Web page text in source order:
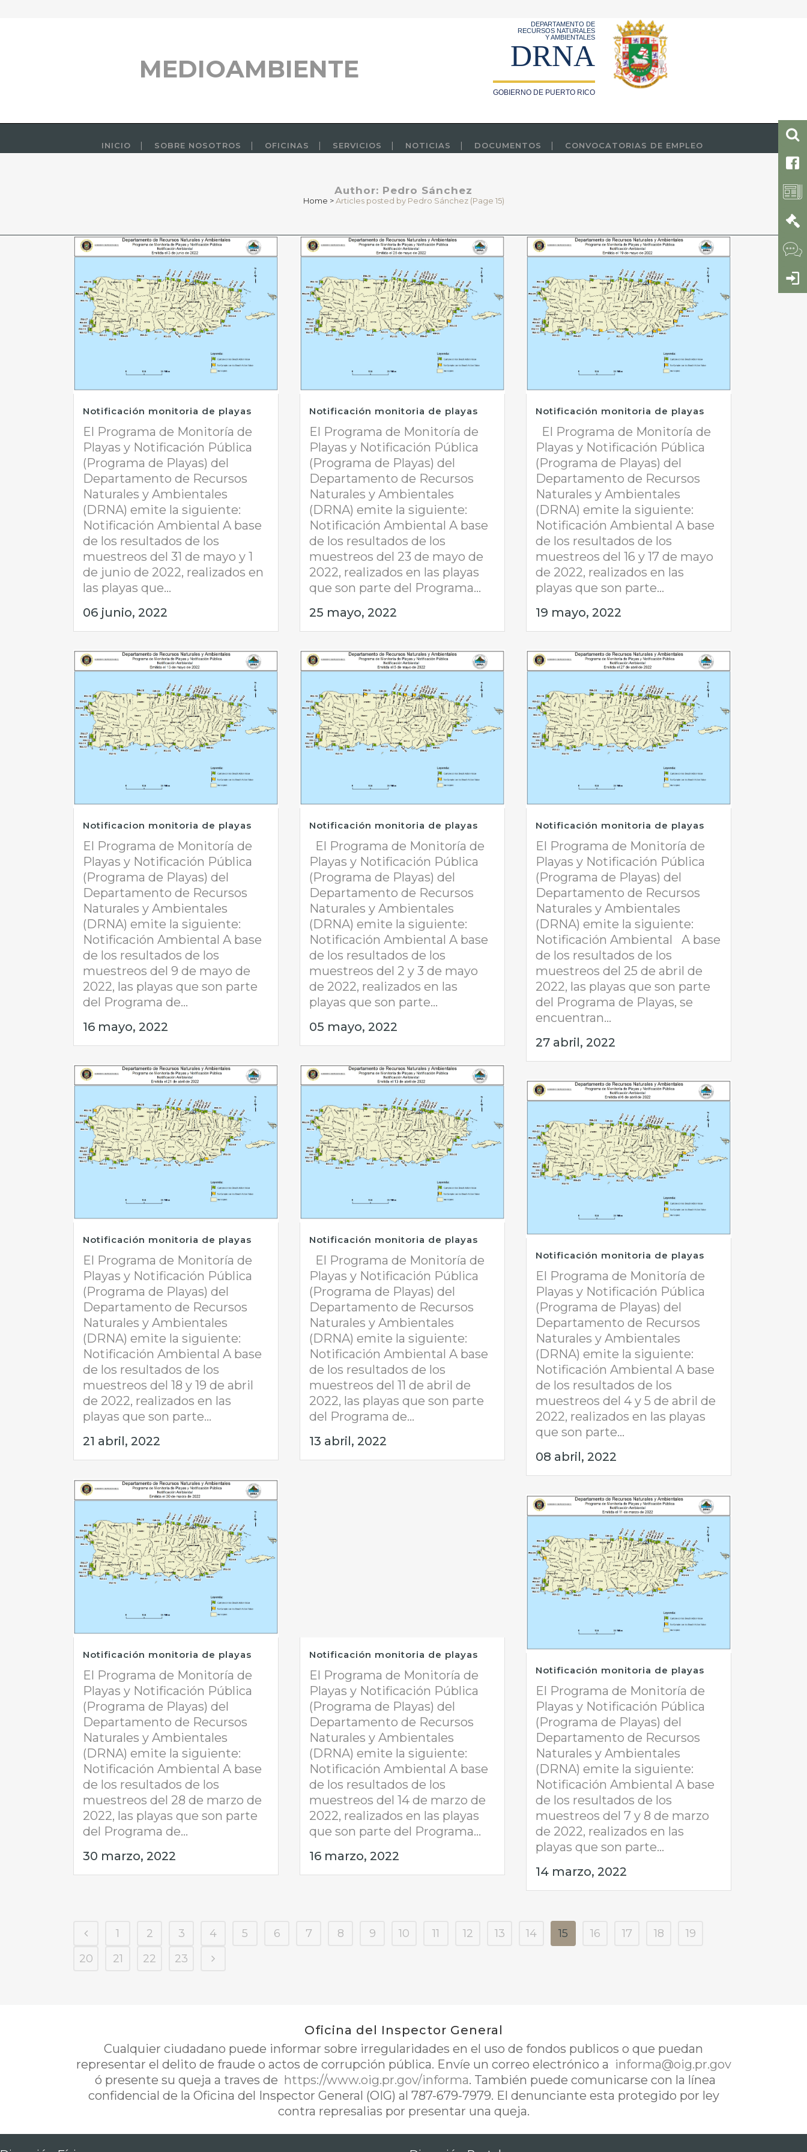
MEDIOAMBIENTE
DEPARTAMENTO DE
RECURSOS NATURALES
Y AMBIENTALES
DRNA
GOBIERNO DE PUERTO RICO
INICIO SOBRE NOSOTROS OFICINAS SERVICIOS NOTICIAS DOCUMENTOS CONVOCATORIAS DE EMPLEO
Author: Pedro Sánchez
Home >Articles posted by Pedro Sánchez(Page 15)
Notificación monitoria de playas
El Programa de Monitoría de
Playas y Notificación Pública
(Programa de Playas) del
Departamento de Recursos
Naturales y Ambientales
(DRNA) emite la siguiente:
Notificación Ambiental A base
de los resultados de los
muestreos del 31 de mayo y 1
de junio de 2022, realizados en
las playas que...
06 junio, 2022
Notificación monitoria de playas
El Programa de Monitoría de
Playas y Notificación Pública
(Programa de Playas) del
Departamento de Recursos
Naturales y Ambientales
(DRNA) emite la siguiente:
Notificación Ambiental A base
de los resultados de los
muestreos del 23 de mayo de
2022, realizados en las playas
que son parte del Programa...
25 mayo, 2022
Notificación monitoria de playas
El Programa de Monitoría de
Playas y Notificación Pública
(Programa de Playas) del
Departamento de Recursos
Naturales y Ambientales
(DRNA) emite la siguiente:
Notificación Ambiental A base
de los resultados de los
muestreos del 16 y 17 de mayo
de 2022, realizados en las
playas que son parte...
19 mayo, 2022
Notificacion monitoria de playas
El Programa de Monitoría de
Playas y Notificación Pública
(Programa de Playas) del
Departamento de Recursos
Naturales y Ambientales
(DRNA) emite la siguiente:
Notificación Ambiental A base
de los resultados de los
muestreos del 9 de mayo de
2022, las playas que son parte
del Programa de...
16 mayo, 2022
Notificación monitoria de playas
El Programa de Monitoría de
Playas y Notificación Pública
(Programa de Playas) del
Departamento de Recursos
Naturales y Ambientales
(DRNA) emite la siguiente:
Notificación Ambiental A base
de los resultados de los
muestreos del 2 y 3 de mayo
de 2022, realizados en las
playas que son parte...
05 mayo, 2022
Notificación monitoria de playas
El Programa de Monitoría de
Playas y Notificación Pública
(Programa de Playas) del
Departamento de Recursos
Naturales y Ambientales
(DRNA) emite la siguiente:
Notificación Ambiental A base
de los resultados de los
muestreos del 25 de abril de
2022, las playas que son parte
del Programa de Playas, se
encuentran...
27 abril, 2022
Notificación monitoria de playas
El Programa de Monitoría de
Playas y Notificación Pública
(Programa de Playas) del
Departamento de Recursos
Naturales y Ambientales
(DRNA) emite la siguiente:
Notificación Ambiental A base
de los resultados de los
muestreos del 18 y 19 de abril
de 2022, realizados en las
playas que son parte...
21 abril, 2022
Notificación monitoria de playas
El Programa de Monitoría de
Playas y Notificación Pública
(Programa de Playas) del
Departamento de Recursos
Naturales y Ambientales
(DRNA) emite la siguiente:
Notificación Ambiental A base
de los resultados de los
muestreos del 11 de abril de
2022, las playas que son parte
del Programa de...
13 abril, 2022
Notificación monitoria de playas
El Programa de Monitoría de
Playas y Notificación Pública
(Programa de Playas) del
Departamento de Recursos
Naturales y Ambientales
(DRNA) emite la siguiente:
Notificación Ambiental A base
de los resultados de los
muestreos del 4 y 5 de abril de
2022, realizados en las playas
que son parte...
08 abril, 2022
Notificación monitoria de playas
El Programa de Monitoría de
Playas y Notificación Pública
(Programa de Playas) del
Departamento de Recursos
Naturales y Ambientales
(DRNA) emite la siguiente:
Notificación Ambiental A base
de los resultados de los
muestreos del 28 de marzo de
2022, las playas que son parte
del Programa de...
30 marzo, 2022
Notificación monitoria de playas
El Programa de Monitoría de
Playas y Notificación Pública
(Programa de Playas) del
Departamento de Recursos
Naturales y Ambientales
(DRNA) emite la siguiente:
Notificación Ambiental A base
de los resultados de los
muestreos del 14 de marzo de
2022, realizados en las playas
que son parte del Programa...
16 marzo, 2022
Notificación monitoria de playas
El Programa de Monitoría de
Playas y Notificación Pública
(Programa de Playas) del
Departamento de Recursos
Naturales y Ambientales
(DRNA) emite la siguiente:
Notificación Ambiental A base
de los resultados de los
muestreos del 7 y 8 de marzo
de 2022, realizados en las
playas que son parte...
14 marzo, 2022
1 2 3 4 5 6 7 8 9 10 11 12 13 14 15 16 17 18
19
20
21 22 23
Oficina del Inspector General
Cualquier ciudadano puede informar sobre irregularidades en el uso de fondos publicos o que puedan
representar el delito de fraude o actos de corrupción pública. Envíe un correo electrónico a informa@oig.pr.gov
ó presente su queja a traves de https://www.oig.pr.gov/informa. También puede comunicarse con la línea
confidencial de la Oficina del Inspector General (OIG) al 787-679-7979. El denunciante esta protegido por ley
contra represalias por presentar una queja.